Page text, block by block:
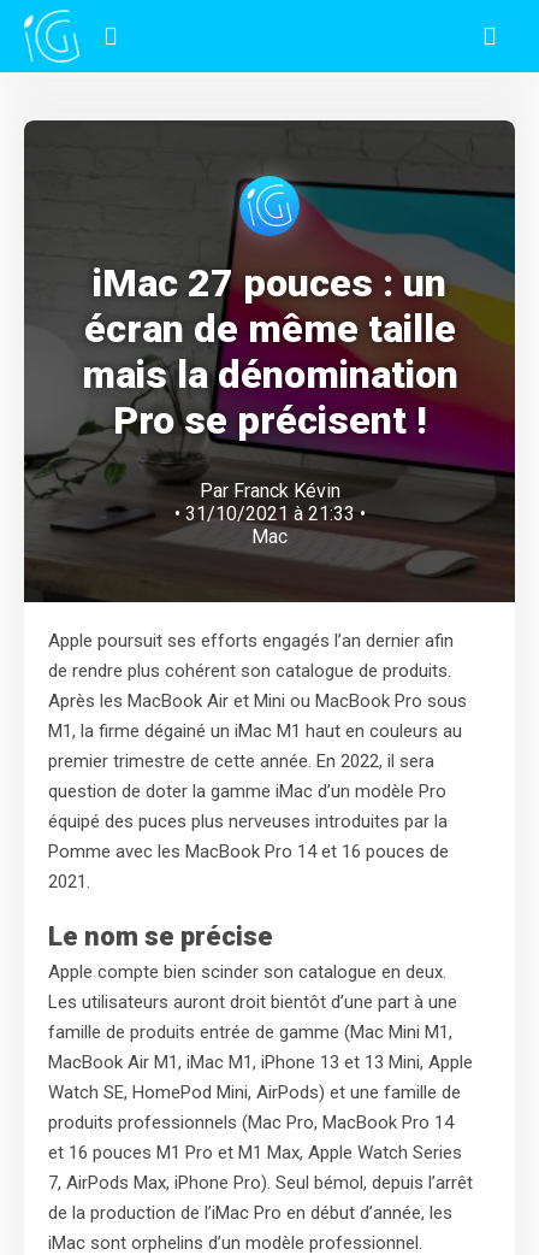
iMac 27 pouces : un
écran de même taille
mais la dénomination
Pro se précisent !
Par Franck Kévin
• 31/10/2021 à 21:33 •
Mac
Apple poursuit ses efforts engagés l’an dernier afin
de rendre plus cohérent son catalogue de produits.
Après les MacBook Air et Mini ou MacBook Pro sous
M1, la firme dégainé un iMac M1 haut en couleurs au
premier trimestre de cette année. En 2022, il sera
question de doter la gamme iMac d’un modèle Pro
équipé des puces plus nerveuses introduites par la
Pomme avec les MacBook Pro 14 et 16 pouces de
2021.
Le nom se précise
Apple compte bien scinder son catalogue en deux.
Les utilisateurs auront droit bientôt d’une part à une
famille de produits entrée de gamme (Mac Mini M1,
MacBook Air M1, iMac M1, iPhone 13 et 13 Mini, Apple
Watch SE, HomePod Mini, AirPods) et une famille de
produits professionnels (Mac Pro, MacBook Pro 14
et 16 pouces M1 Pro et M1 Max, Apple Watch Series
7, AirPods Max, iPhone Pro). Seul bémol, depuis l’arrêt
de la production de l’iMac Pro en début d’année, les
iMac sont orphelins d’un modèle professionnel.